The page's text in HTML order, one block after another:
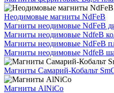
Неодимовые магниты NdFeB
Магниты неодимовые NdFeB
Магниты неодимовые NdfeB
Магниты неодимовые NdFeB
Магниты неодимовые NdfeB
Магниты Самарий-Кобальт
Магниты AlNiCo